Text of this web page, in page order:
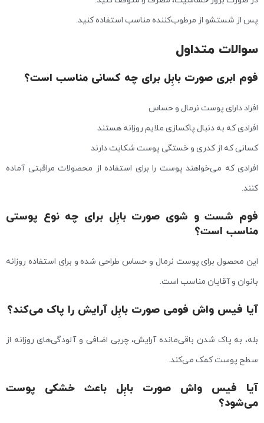
پس از شستشو از مرطوب‌کننده مناسب استفاده کنید.
سوالات متداول
فوم ابری صورت بابِل برای چه کسانی مناسب است؟
افراد دارای پوست نرمال و حساس
افرادی که به دنبال پاکسازی ملایم روزانه هستند
کسانی که از کدری و خستگی پوست شکایت دارند
افرادی که می‌خواهند پوست را برای استفاده از محصولات مراقبتی آماده
کنند.
فوم شست و شوی صورت بابِل برای چه نوع پوستی
مناسب است؟
این محصول برای پوست نرمال و حساس طراحی شده و برای استفاده روزانه
بانوان و آقایان مناسب است.
آیا فیس واش فومی صورت بابِل آرایش را پاک می‌کند؟
بله، به پاک شدن باقی‌مانده آرایش، چربی اضافی و آلودگی‌های روزانه از
سطح پوست کمک می‌کند.
آیا فیس واش صورت بابِل باعث خشکی پوست
می‌شود؟